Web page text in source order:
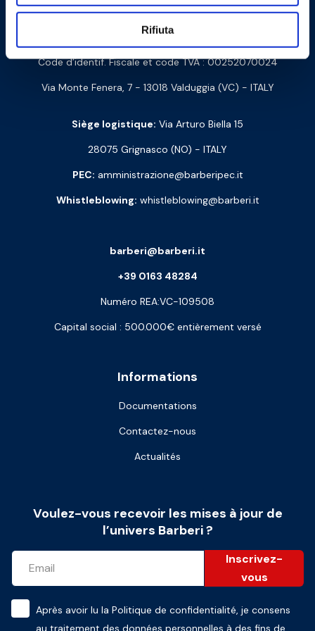
Rifiuta
Contactez-nous
Barberi Rubinetterie Industriali S.r.l. à un seul associé
Code d’identif. Fiscale et code TVA : 00252070024
Via Monte Fenera, 7 - 13018 Valduggia (VC) - ITALY
Siège logistique: Via Arturo Biella 15
28075 Grignasco (NO) - ITALY
PEC: amministrazione@barberipec.it
Whistleblowing: whistleblowing@barberi.it
Informations
Documentations
Contactez-nous
Actualités
barberi@barberi.it
+39 0163 48284
Numéro REA:VC-109508
Capital social : 500.000€ entièrement versé
Voulez-vous recevoir les mises à jour de
l’univers Barberi ?
Inscrivez-
vous
Après avoir lu la Politique de confidentialité, je consens
au traitement des données personnelles à des fins de